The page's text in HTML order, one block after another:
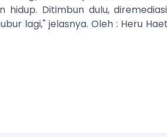
Ditimbun dulu,
lagi," jelasnya. Oleh : Heru